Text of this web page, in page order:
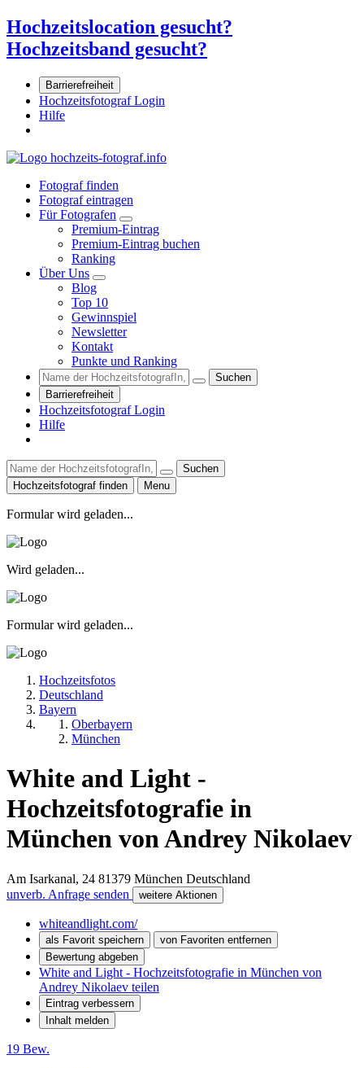
Hochzeitslocation gesucht?
Hochzeitsband gesucht?
Barrierefreiheit
Hochzeitsfotograf Login
Hilfe
Fotograf finden
Fotograf eintragen
Für Fotografen
Premium-Eintrag
Premium-Eintrag buchen
Ranking
Über Uns
Blog
Top 10
Gewinnspiel
Newsletter
Kontakt
Punkte und Ranking
Suchen
Barrierefreiheit
Hochzeitsfotograf Login
Hilfe
Suchen
Hochzeitsfotograf finden
Menu
Formular wird geladen...
Wird geladen...
Formular wird geladen...
Hochzeitsfotos
Deutschland
Bayern
Oberbayern
München
White and Light -
Hochzeitsfotografie in
München von Andrey Nikolaev
Am Isarkanal, 24 81379 München Deutschland
unverb. Anfrage senden
weitere Aktionen
whiteandlight.com/
als Favorit speichern
von Favoriten entfernen
Bewertung abgeben
White and Light - Hochzeitsfotografie in München von
Andrey Nikolaev teilen
Eintrag verbessern
Inhalt melden
19 Bew.